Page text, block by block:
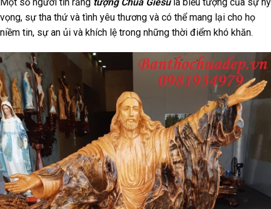
vọng, sự tha thứ và tình yêu thương và có thể mang lại cho họ
niềm tin, sự an ủi và khích lệ trong những thời điểm khó khăn.